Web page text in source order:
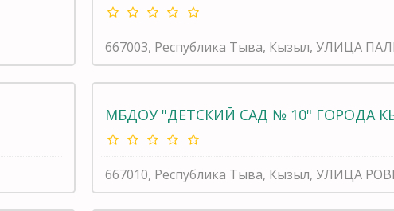
667003, Республика Тыва, Кызыл, УЛИЦА
МБДОУ "ДЕТСКИЙ САД № 10" ГОРОДА
667010, Республика Тыва, Кызыл, УЛИЦА